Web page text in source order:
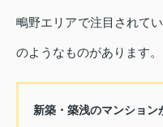
鴫野エリアで注目されて
のようなものがあります。
新築・築浅のマンション